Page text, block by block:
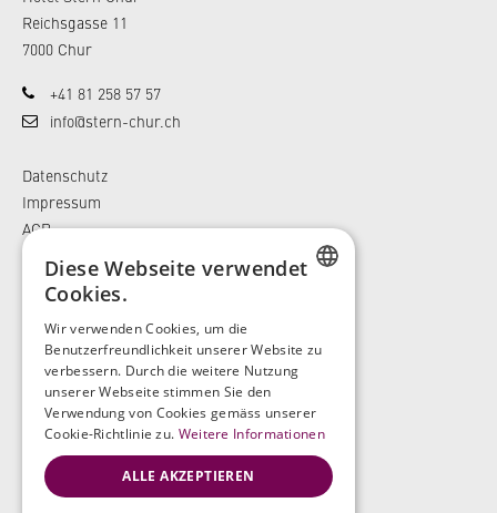
Reichsgasse 11
7000 Chur
+41 81 258 57 57
info@stern-chur.ch
Datenschutz
Impressum
AGB
GERMAN
Diese Webseite verwendet
Cookies.
Wir verwenden Cookies, um die
Benutzerfreundlichkeit unserer Website zu
verbessern. Durch die weitere Nutzung
unserer Webseite stimmen Sie den
Verwendung von Cookies gemäss unserer
Cookie-Richtlinie zu. Weitere Informationen
ALLE AKZEPTIEREN